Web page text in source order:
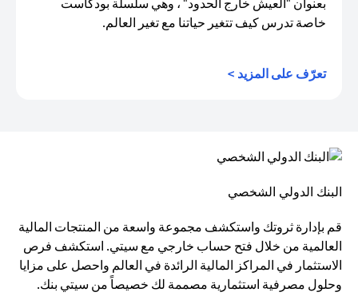
بعنوان "العيش خارج الحدود" ، وهي سلسلة بودكاست
خاصة تدرس كيف تتغير حياتنا مع تغير العالم.
تعرّف على المزيد >
البنك الدولي الشخصي
قم بإدارة ثروتك واستكشف مجموعة واسعة من المنتجات المالية
العالمية من خلال فتح حساب خارجي مع سيتي. استكشف فرص
الاستثمار في المراكز المالية الرائدة في العالم واحصل على مزايا
وحلول مصرفية استثمارية مصممة لك خصيصاً من سيتي بنك.